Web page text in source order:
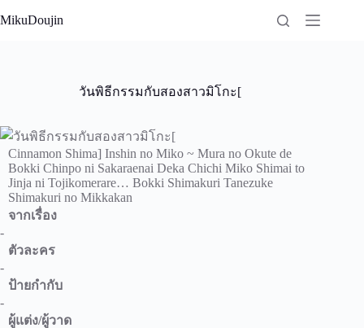
to
MikuDoujin
วันพิธีกรรมกับสองสาวมิโกะ[
Cinnamon Shima] Inshin no Miko ~ Mura no Okute de
Bokki Chinpo ni Sakaraenai Deka Chichi Miko Shimai to
Jinja ni Tojikomerare… Bokki Shimakuri Tanezuke
Shimakuri no Mikkakan
จากเรื่อง
-
ตัวละคร
-
ป้ายกำกับ
-
ผู้แต่ง/ผู้วาด